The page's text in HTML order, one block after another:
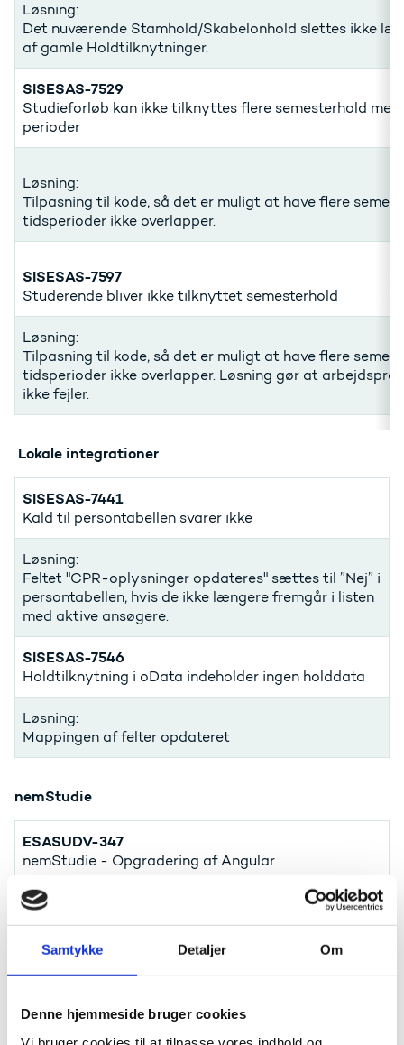
Samtykke Detaljer Om
Denne hjemmeside bruger cookies
Løsning:
Det nuværende Stamhold/Skabelonhold slettes ikke
af gamle Holdtilknytninger.
SISESAS-7529
Studieforløb kan ikke tilknyttes flere semesterhold
perioder
Løsning:
Tilpasning til kode, så det er muligt at have flere
tidsperioder ikke overlapper.
SISESAS-7597
Studerende bliver ikke tilknyttet semesterhold
Løsning:
Tilpasning til kode, så det er muligt at have flere
tidsperioder ikke overlapper. Løsning gør at
ikke fejler.
Lokale integrationer
SISESAS-7441
Kald til persontabellen svarer ikke
Løsning:
Feltet "CPR-oplysninger opdateres" sættes til ”Nej” i
persontabellen, hvis de ikke længere fremgår i listen
med aktive ansøgere.
SISESAS-7546
Holdtilknytning i oData indeholder ingen holddata
Løsning:
Mappingen af felter opdateret
nemStudie
ESASUDV-347
nemStudie - Opgradering af Angular
Løsning:
nemStudie opdateres fra Angular 8 til Angular 13
ESASUDV-348
nemStudie - Opgradering af Det Fælles